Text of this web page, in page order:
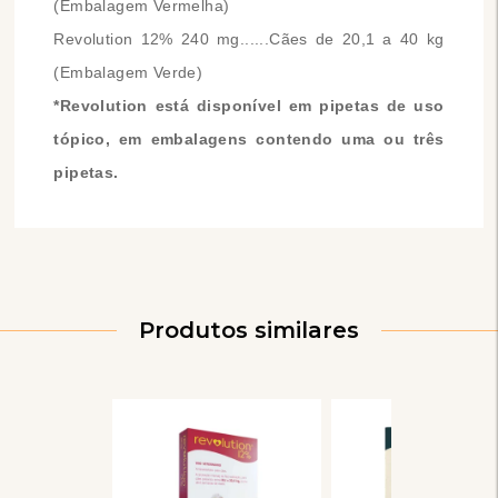
(Embalagem Vermelha)
Revolution 12% 240 mg......Cães de 20,1 a 40 kg
(Embalagem Verde)
*Revolution está disponível em pipetas de uso
tópico, em embalagens contendo uma ou três
pipetas.
Produtos similares